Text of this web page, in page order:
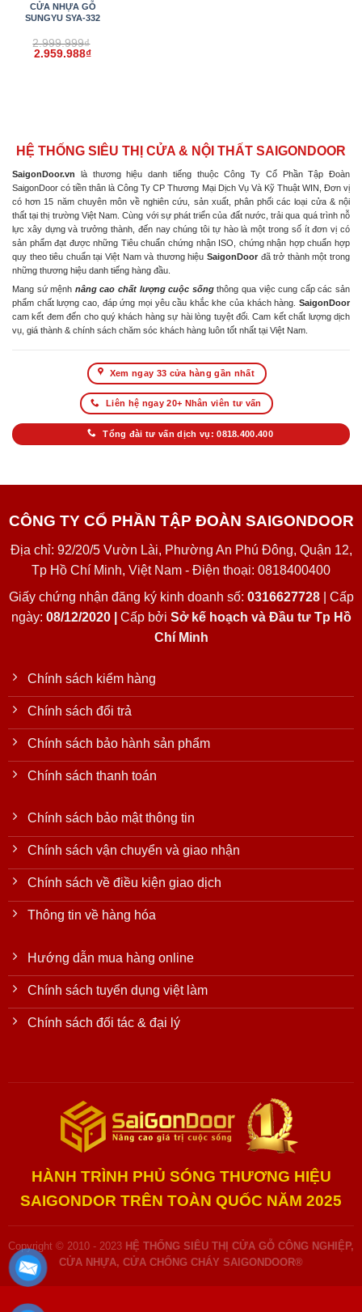
CỬA NHỰA GỖ
SUNGYU SYA-332
2.999.999₫
Giá
2.959.988₫Giá
HỆ THỐNG SIÊU THỊ CỬA & NỘI THẤT SAIGONDOOR
SaigonDoor.vn là thương hiệu danh tiếng thuộc Công Ty Cổ Phần Tập Đoàn
SaigonDoor có tiền thân là Công Ty CP Thương Mại Dịch Vụ Và Kỹ Thuật WIN, Đơn vị
có hơn 15 năm chuyên môn về nghiên cứu, sản xuất, phân phối các loại cửa & nội
thất tại thị trường Việt Nam. Cùng với sự phát triển của đất nước, trải qua quá trình nỗ
lực xây dựng và trưởng thành, đến nay chúng tôi tự hào là một trong số ít đơn vị có
sản phẩm đạt được những Tiêu chuẩn chứng nhận ISO, chứng nhận hợp chuẩn hợp
quy theo tiêu chuẩn tại Việt Nam và thương hiệu SaigonDoor đã trở thành một trong
những thương hiệu danh tiếng hàng đầu.
Mang sứ mệnh nâng cao chất lượng cuộc sốngthông qua việc cung cấp các sản
phẩm chất lượng cao, đáp ứng mọi yêu cầu khắc khe của khách hàng. SaigonDoor
cam kết đem đến cho quý khách hàng sự hài lòng tuyệt đối. Cam kết chất lượng dịch
vụ, giá thành & chính sách chăm sóc khách hàng luôn tốt nhất tại Việt Nam.
Xem ngay 33 cửa hàng gần nhất
Liên hệ ngay 20+ Nhân viên tư vấn
Tổng đài tư vấn dịch vụ: 0818.400.400
CÔNG TY CỔ PHẦN TẬP ĐOÀN SAIGONDOOR
Địa chỉ: 92/20/5 Vườn Lài, Phường An Phú Đông, Quận 12,
Tp Hồ Chí Minh, Việt Nam - Điện thoại: 0818400400
Giấy chứng nhận đăng ký kinh doanh số: 0316627728| Cấp
ngày: 08/12/2020 | Cấp bởi Sở kế hoạch và Đầu tư Tp Hồ
Chí Minh
Chính sách kiểm hàng
Chính sách đổi trả
Chính sách bảo hành sản phẩm
Chính sách thanh toán
Chính sách bảo mật thông tin
Chính sách vận chuyển và giao nhận
Chính sách về điều kiện giao dịch
Thông tin về hàng hóa
Hướng dẫn mua hàng online
Chính sách tuyển dụng việt làm
Chính sách đối tác & đại lý
HÀNH TRÌNH PHỦ SÓNG THƯƠNG HIỆU
SAIGONDOR TRÊN TOÀN QUỐC NĂM 2025
Copyright © 2010 - 2023 HỆ THỐNG SIÊU THỊ CỬA GỖ CÔNG NGHIỆP,
CỬA NHỰA, CỬA CHỐNG CHÁY SAIGONDOOR®